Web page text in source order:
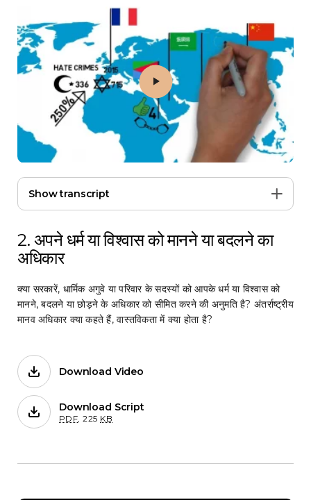
Play 2. अपने धर्म या विश्वास को मानने या बदलने का
Show transcript
2. अपने धर्म या विश्वास को मानने या बदलने का
अधिकार
क्या सरकारें, धार्मिक अगुवे या परिवार के सदस्यों को आपके धर्म या विश्वास को
मानने, बदलने या छोड़ने के अधिकार को सीमित करने की अनुमति है? अंतर्राष्ट्रीय
मानव अधिकार क्या कहते हैं, वास्तविकता में क्या होता है?
Download Video
Download Scriptfor 2. अपने धर्म या विश्वास को मानने या बदलने
PDF ,225 KB